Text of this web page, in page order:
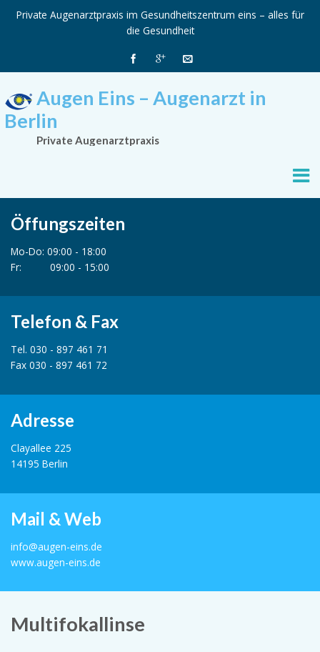
Private Augenarztpraxis im Gesundheitszentrum eins – alles für
die Gesundheit
Augen Eins – Augenarzt in
Berlin
Private Augenarztpraxis
Öffungszeiten
Mo-Do: 09:00 - 18:00
Fr: 09:00 - 15:00
Telefon & Fax
Tel. 030 - 897 461 71
Fax 030 - 897 461 72
Adresse
Clayallee 225
14195 Berlin
Mail & Web
info@augen-eins.de
www.augen-eins.de
Multifokallinse